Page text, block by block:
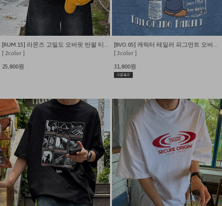
[RUM.15] 라몬즈 고밀도 오버핏 반팔 티셔츠
[ 2color ]
25,800원
[BVO.05] 캐릭터 테일러 피그먼트 오버핏 반팔티
[ 3color ]
31,800원